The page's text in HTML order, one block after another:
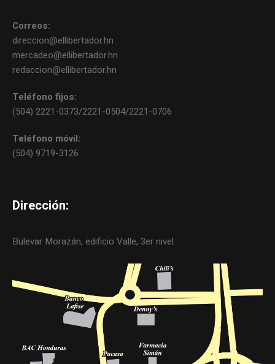
Correos:
direccion@ellibertador.hn
mercadeo@ellibertador.hn
redaccion@ellibertador.hn
Teléfono fijos:
(504) 2221-0373/2221-0504/2221-0706
Teléfono móvil:
(504) 9719-3126
Dirección:
Bulevar Morazán, edificio Valle, 3er nivel.